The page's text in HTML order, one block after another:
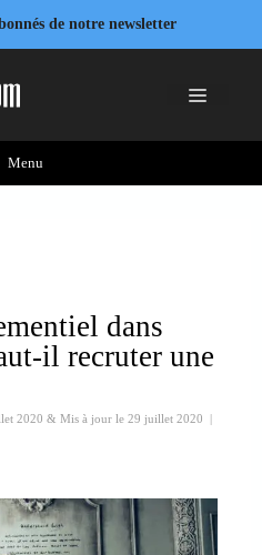
de notre newsletter
Menu
Menu
dans
il recruter une
2020 & Mis à jour le 29 juillet 2020 |